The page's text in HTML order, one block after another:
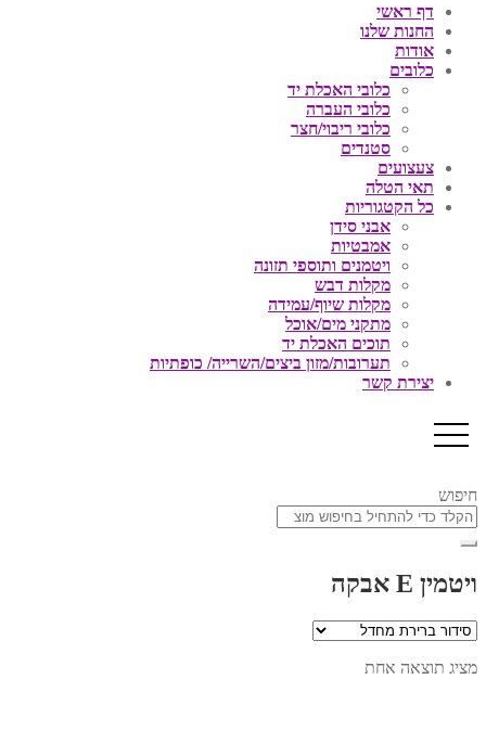
דף ראשי
החנות שלנו
אודות
כלובים
כלובי האכלת יד
כלובי העברה
כלובי ריבוי/חצר
סטנדים
צעצועים
תאי הטלה
כל הקטגוריות
אבני סידן
אמבטיות
ויטמנים ותוספי תזונה
מקלות דבש
מקלות שיוף/עמידה
מתקני מים/אוכל
תוכים האכלת יד
תערובות/מזון ביצים/השרייה/ כופתיות
יצירת קשר
חיפוש
ויטמין E אבקה
מציג תוצאה אחת